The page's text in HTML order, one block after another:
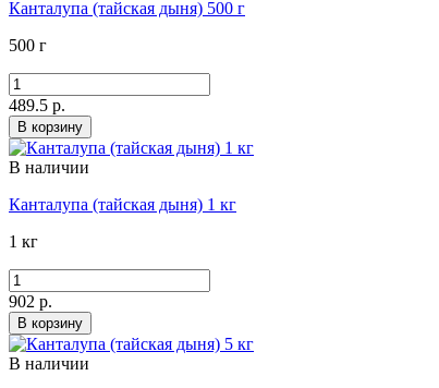
Канталупа (тайская дыня) 500 г
500 г
489.5 р.
В корзину
В наличии
Канталупа (тайская дыня) 1 кг
1 кг
902 р.
В корзину
В наличии